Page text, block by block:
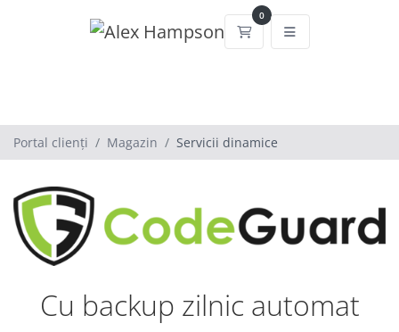
0
Coș de cumpărături
Portal clienți Magazin Servicii dinamice
Cu backup zilnic automat